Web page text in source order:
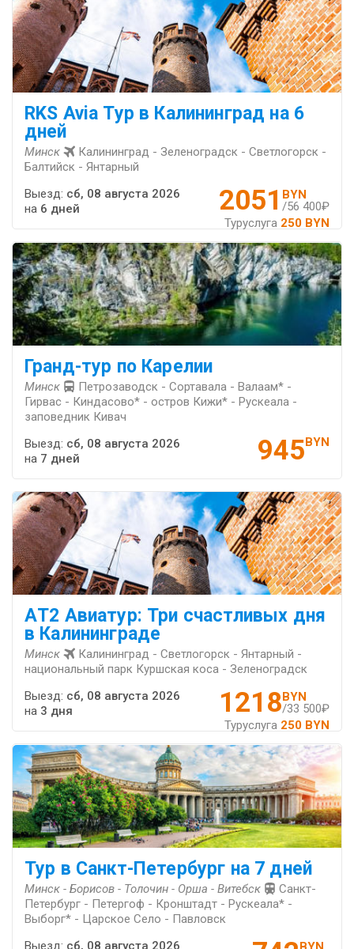
RKS Avia Тур в Калининград на 6
дней
Минск
Калининград - Зеленоградск - Светлогорск -
Балтийск - Янтарный
2051 BYN
/56 400₽
Туруслуга 250 BYN
Выезд: сб, 08 августа 2026
на 6 дней
Гранд-тур по Карелии
Минск
Петрозаводск - Сортавала - Валаам* -
Гирвас - Киндасово* - остров Кижи* - Рускеала -
заповедник Кивач
945BYN
Выезд: сб, 08 августа 2026
на 7 дней
АT2 Авиатур: Три счастливых дня
в Калининграде
Минск
Калининград - Светлогорск - Янтарный -
национальный парк Куршская коса - Зеленоградск
1218BYN
/33 500₽
Туруслуга 250 BYN
Выезд: сб, 08 августа 2026
на 3 дня
Тур в Санкт-Петербург на 7 дней
Минск - Борисов - Толочин - Орша - Витебск
Санкт-
Петербург - Петергоф - Кронштадт - Рускеала* -
Выборг* - Царское Село - Павловск
Выезд: сб, 08 августа 2026